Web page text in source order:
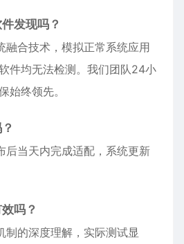
发现吗？
融合技术，模拟正常系统应用
件均无法检测。我们团队24小
始终领先。
后当天内完成适配，系统更新
吗？
制的深度理解，实际测试显